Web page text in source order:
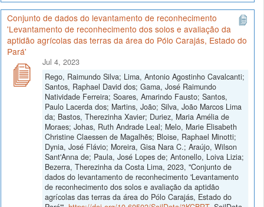
Conjunto de dados do levantamento de reconhecimento
'Levantamento de reconhecimento dos solos e avaliação da
aptidão agrícolas das terras da área do Pólo Carajás, Estado do
Pará'
Jul 4, 2023
Rego, Raimundo Silva; Lima, Antonio Agostinho Cavalcanti;
Santos, Raphael David dos; Gama, José Raimundo
Natividade Ferreira; Soares, Amarindo Fausto; Santos,
Paulo Lacerda dos; Martins, João; Silva, João Marcos Lima
da; Bastos, Therezinha Xavier; Duriez, Maria Amélia de
Moraes; Johas, Ruth Andrade Leal; Melo, Marie Elisabeth
Christine Claessen de Magalhẽs; Bloise, Raphael Minotti;
Dynia, José Flávio; Moreira, Gisa Nara C.; Araújo, Wilson
Sant'Anna de; Paula, José Lopes de; Antonello, Loiva Lizia;
Bezerra, Therezinha da Costa Lima, 2023, "Conjunto de
dados do levantamento de reconhecimento 'Levantamento
de reconhecimento dos solos e avaliação da aptidão
agrícolas das terras da área do Pólo Carajás, Estado do